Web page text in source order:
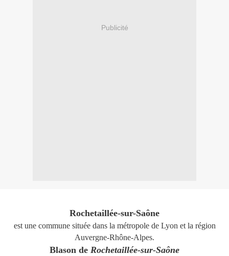
Publicité
Rochetaillée-sur-Saône
est une commune située dans la métropole de Lyon et la région
Auvergne-Rhône-Alpes.
Blason de Rochetaillée-sur-Saône